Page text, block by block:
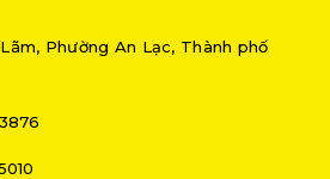
Phường An Lạc, Thành phố